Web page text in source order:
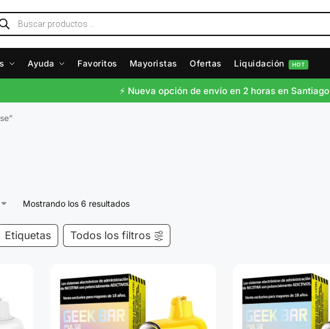
Ayuda Favoritos Mayoristas Ofertas Liquidación HOT
⚡️ Nueva opción de envío en 2 horas en Santiago
Mostrando los 6 resultados
Etiquetas Todos los filtros